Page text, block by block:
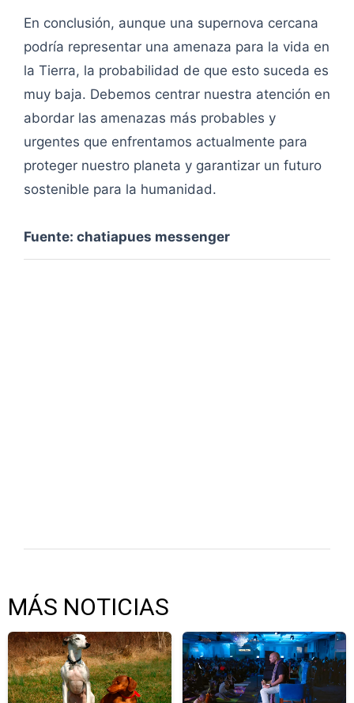
En conclusión, aunque una supernova cercana
podría representar una amenaza para la vida en
la Tierra, la probabilidad de que esto suceda es
muy baja. Debemos centrar nuestra atención en
abordar las amenazas más probables y
urgentes que enfrentamos actualmente para
proteger nuestro planeta y garantizar un futuro
sostenible para la humanidad.
Fuente: chatiapues messenger
MÁS NOTICIAS